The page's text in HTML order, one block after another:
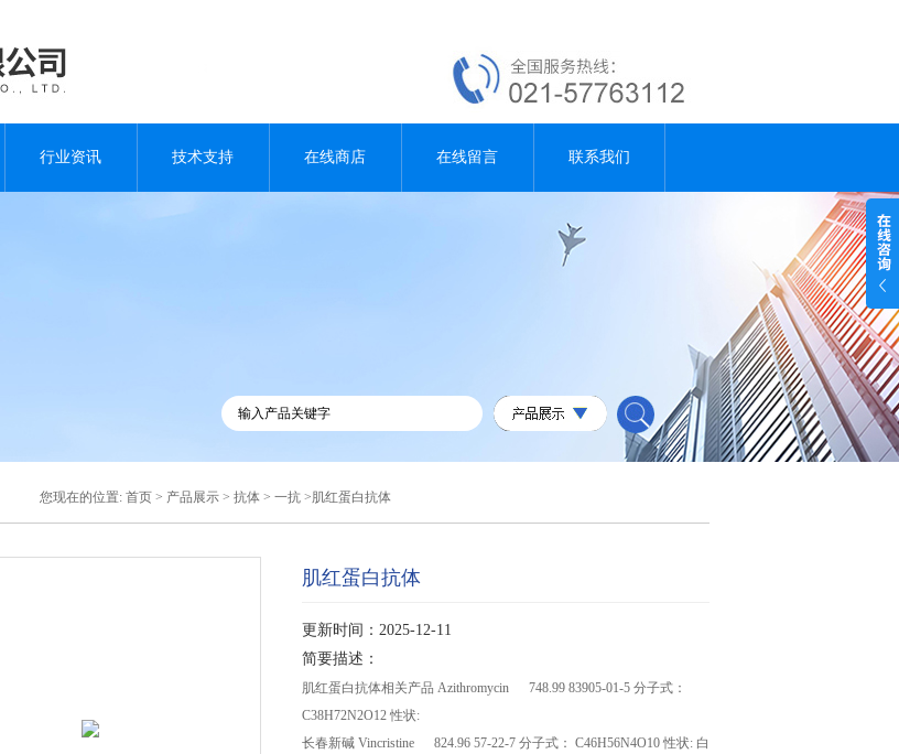
行业资讯 技术支持 在线商店 在线留言 联系我们
您现在的位置: 首页 > 产品展示 > 抗体 > 一抗 >肌红蛋白抗体
肌红蛋白抗体
更新时间：2025-12-11
简要描述：
肌红蛋白抗体相关产品 Azithromycin 748.99 83905-01-5 分子式：
C38H72N2O12 性状:
长春新碱 Vincristine 824.96 57-22-7 分子式： C46H56N4O10 性状: 白